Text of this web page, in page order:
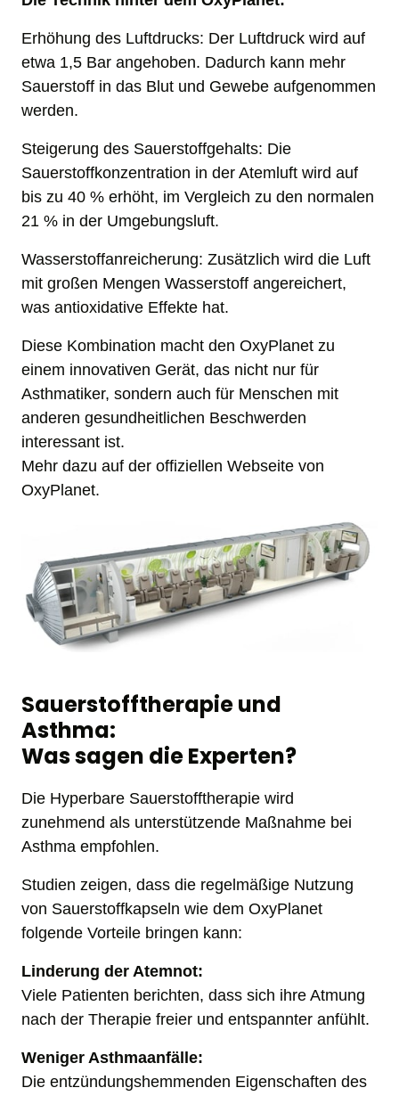
Erhöhung des Luftdrucks: Der Luftdruck wird auf
etwa 1,5 Bar angehoben. Dadurch kann mehr
Sauerstoff in das Blut und Gewebe aufgenommen
werden.
Steigerung des Sauerstoffgehalts: Die
Sauerstoffkonzentration in der Atemluft wird auf
bis zu 40 % erhöht, im Vergleich zu den normalen
21 % in der Umgebungsluft.
Wasserstoffanreicherung: Zusätzlich wird die Luft
mit großen Mengen Wasserstoff angereichert,
was antioxidative Effekte hat.
Diese Kombination macht den OxyPlanet zu
einem innovativen Gerät, das nicht nur für
Asthmatiker, sondern auch für Menschen mit
anderen gesundheitlichen Beschwerden
interessant ist.
Mehr dazu auf der offiziellen Webseite von
OxyPlanet.
Sauerstofftherapie und
Asthma:
Was sagen die Experten?
Die Hyperbare Sauerstofftherapie wird
zunehmend als unterstützende Maßnahme bei
Asthma empfohlen.
Studien zeigen, dass die regelmäßige Nutzung
von Sauerstoffkapseln wie dem OxyPlanet
folgende Vorteile bringen kann:
Linderung der Atemnot:
Viele Patienten berichten, dass sich ihre Atmung
nach der Therapie freier und entspannter anfühlt.
Weniger Asthmaanfälle:
Die entzündungshemmenden Eigenschaften des